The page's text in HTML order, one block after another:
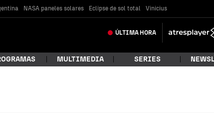
NASA paneles solares Eclipse de sol total Vinicius
ÚLTIMA HORA
MULTIMEDIA SERIES